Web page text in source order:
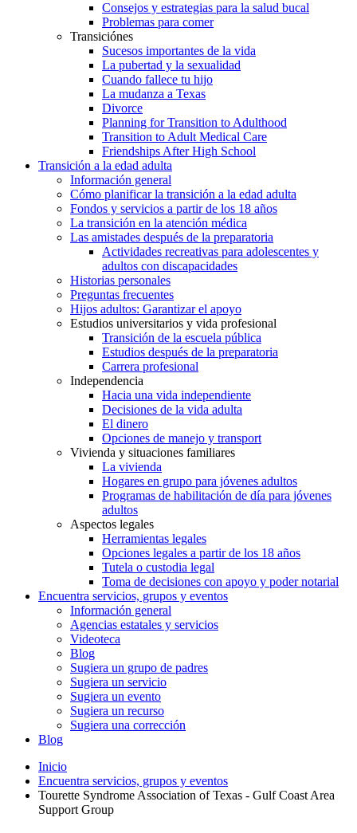
Consejos y estrategias para la salud bucal
Problemas para comer
Transiciónes
Sucesos importantes de la vida
La pubertad y la sexualidad
Cuando fallece tu hijo
La mudanza a Texas
Divorce
Planning for Transition to Adulthood
Transition to Adult Medical Care
Friendships After High School
Transición a la edad adulta
Información general
Cómo planificar la transición a la edad adulta
Fondos y servicios a partir de los 18 años
La transición en la atención médica
Las amistades después de la preparatoria
Actividades recreativas para adolescentes y
adultos con discapacidades
Historias personales
Preguntas frecuentes
Hijos adultos: Garantizar el apoyo
Estudios universitarios y vida profesional
Transición de la escuela pública
Estudios después de la preparatoria
Carrera profesional
Independencia
Hacia una vida independiente
Decisiones de la vida adulta
El dinero
Opciones de manejo y transport
Vivienda y situaciones familiares
La vivienda
Hogares en grupo para jóvenes adultos
Programas de habilitación de día para jóvenes
adultos
Aspectos legales
Herramientas legales
Opciones legales a partir de los 18 años
Tutela o custodia legal
Toma de decisiones con apoyo y poder notarial
Encuentra servicios, grupos y eventos
Información general
Agencias estatales y servicios
Videoteca
Blog
Sugiera un grupo de padres
Sugiera un servicio
Sugiera un evento
Sugiera un recurso
Sugiera una corrección
Blog
Inicio
Encuentra servicios, grupos y eventos
Tourette Syndrome Association of Texas - Gulf Coast Area
Support Group